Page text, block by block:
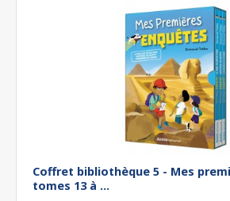
Coffret bibliothèque 5 - Mes
tomes 13 à ...